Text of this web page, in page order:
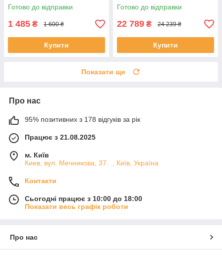
Готово до відправки
1 485 ₴ 1 600 ₴
Купити
Готово до відправки
22 789 ₴ 24 239 ₴
Купити
Показати ще
Про нас
95% позитивних з 178 відгуків за рік
Працює з 21.08.2025
м. Київ
Киев, вул. Мечникова, 37. ., Київ, Україна
Контакти
Сьогодні працює з 10:00 до 18:00
Показати весь графік роботи
Про нас